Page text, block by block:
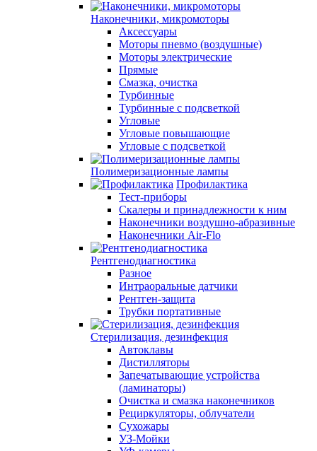
Наконечники, микромоторы
Аксессуары
Моторы пневмо (воздушные)
Моторы электрические
Прямые
Смазка, очистка
Турбинные
Турбинные с подсветкой
Угловые
Угловые повышающие
Угловые с подсветкой
Полимеризационные лампы
Профилактика
Тест-приборы
Скалеры и принадлежности к ним
Наконечники воздушно-абразивные
Наконечники Air-Flo
Рентгенодиагностика
Разное
Интраоральные датчики
Рентген-защита
Трубки портативные
Стерилизация, дезинфекция
Автоклавы
Дистилляторы
Запечатывающие устройства
(ламинаторы)
Очистка и смазка наконечников
Рециркуляторы, облучатели
Сухожары
УЗ-Мойки